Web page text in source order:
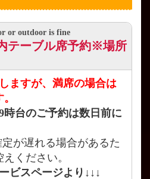
or outdoor is fine
テーブル席予約※場所
ますが、満席の場合は
台のご予約は数日前に
が遅れる場合があるた
ください。
ビスページより↓↓↓